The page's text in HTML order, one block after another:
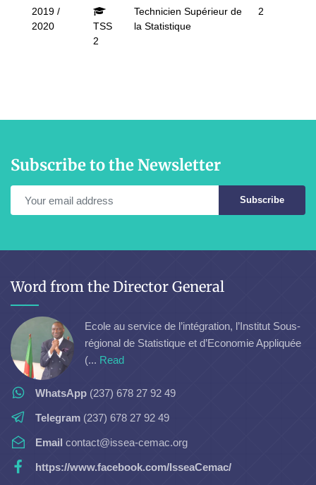
2019 /
2020
TSS
2
Technicien Supérieur de
la Statistique
2
Subscribe to the Newsletter
Subscribe
Word from the Director General
Ecole au service de l’intégration, l’Institut Sous-
régional de Statistique et d’Economie Appliquée
(... Read
WhatsApp (237) 678 27 92 49
Telegram (237) 678 27 92 49
Email contact@issea-cemac.org
https://www.facebook.com/IsseaCemac/